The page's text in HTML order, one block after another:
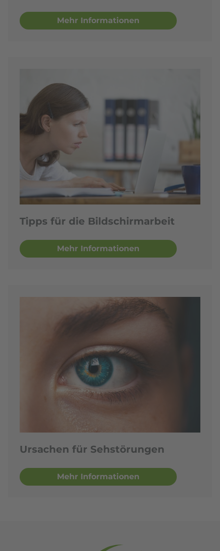
Mehr Informationen
Tipps für die Bildschirmarbeit
Mehr Informationen
Ursachen für Sehstörungen
Mehr Informationen